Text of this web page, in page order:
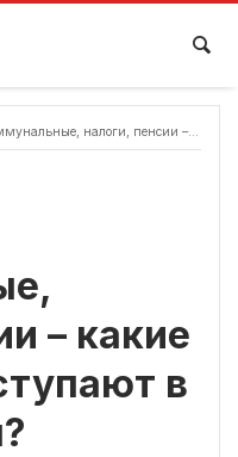
пенсии – какие изменения вступают в силу с 1 июня?
– какие
в